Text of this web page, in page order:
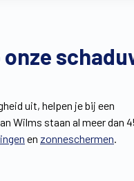
uit, helpen je bij een
Wilms staan al meer dan
en zonneschermen.